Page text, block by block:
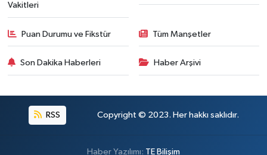
Vakitleri
Puan Durumu ve Fikstür Tüm Manşetler
Son Dakika Haberleri Haber Arşivi
RSS Copyright © 2023. Her hakkı saklıdır.
Haber Yazılımı: TE Bilişim